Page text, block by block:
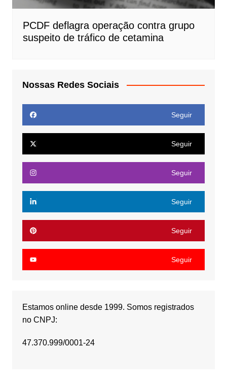
PCDF deflagra operação contra grupo
suspeito de tráfico de cetamina
Nossas Redes Sociais
Seguir
Seguir
Seguir
Seguir
Seguir
Seguir
Estamos online desde 1999. Somos registrados
no CNPJ:
47.370.999/0001-24